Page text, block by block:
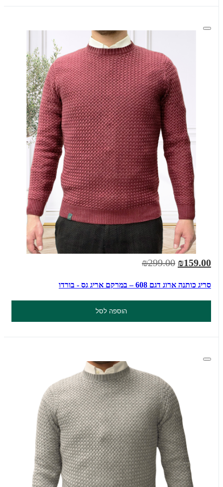
₪159.00
₪299.00
סריג כותנה ארוג דגם 608 – במרקם אריג גס - בורדו
הוספה לסל